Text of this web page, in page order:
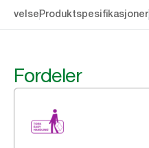
Produktspesifikasjoner
Fordeler